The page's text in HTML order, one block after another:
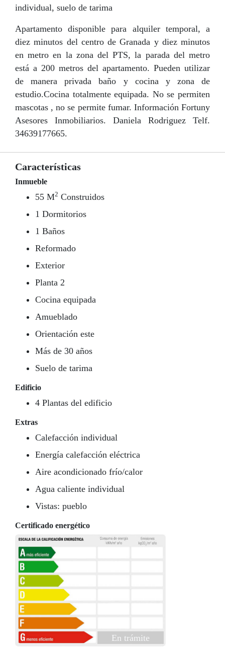
individual, suelo de tarima
Apartamento disponible para alquiler temporal, a
diez minutos del centro de Granada y diez minutos
en metro en la zona del PTS, la parada del metro
está a 200 metros del apartamento. Pueden utilizar
de manera privada baño y cocina y zona de
estudio.Cocina totalmente equipada. No se permiten
mascotas , no se permite fumar. Información Fortuny
Asesores Inmobiliarios. Daniela Rodriguez Telf.
34639177665.
Características
Inmueble
55 M2 Construidos
1 Dormitorios
1 Baños
Reformado
Exterior
Planta 2
Cocina equipada
Amueblado
Orientación este
Más de 30 años
Suelo de tarima
Edificio
4 Plantas del edificio
Extras
Calefacción individual
Energía calefacción eléctrica
Aire acondicionado frío/calor
Agua caliente individual
Vistas: pueblo
Certificado energético
En trámite